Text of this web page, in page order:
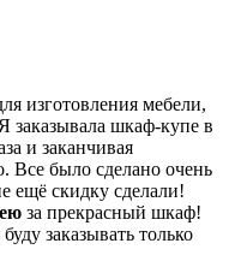
изготовления мебели,
заказывала шкаф-купе в
и заканчивая
Все было сделано очень
ещё скидку сделали!
за прекрасный шкаф!
заказывать только